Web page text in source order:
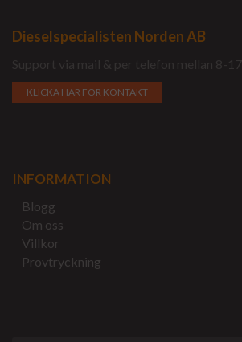
Dieselspecialisten Norden AB
Support via mail & per telefon mellan 8-17.
KLICKA HÄR FÖR KONTAKT
INFORMATION
Blogg
Om oss
Villkor
Provtryckning